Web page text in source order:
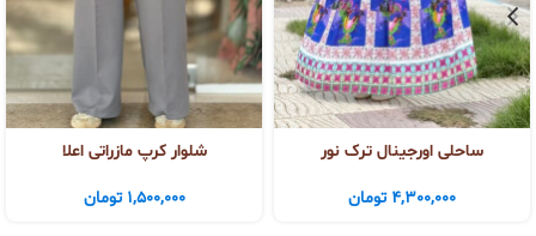
ساحلی اورجینال ترک نور
4,300,000 تومان
شلوار کرپ مازراتی اعلا
1,500,000 تومان